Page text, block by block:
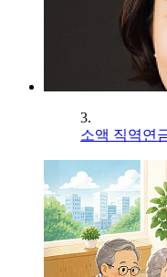
3.
소액 직역연